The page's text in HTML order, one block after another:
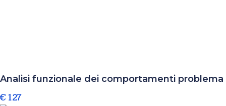
Analisi funzionale dei comportamenti problema
€ 127